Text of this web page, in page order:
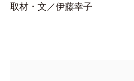
取材・文／伊藤幸子